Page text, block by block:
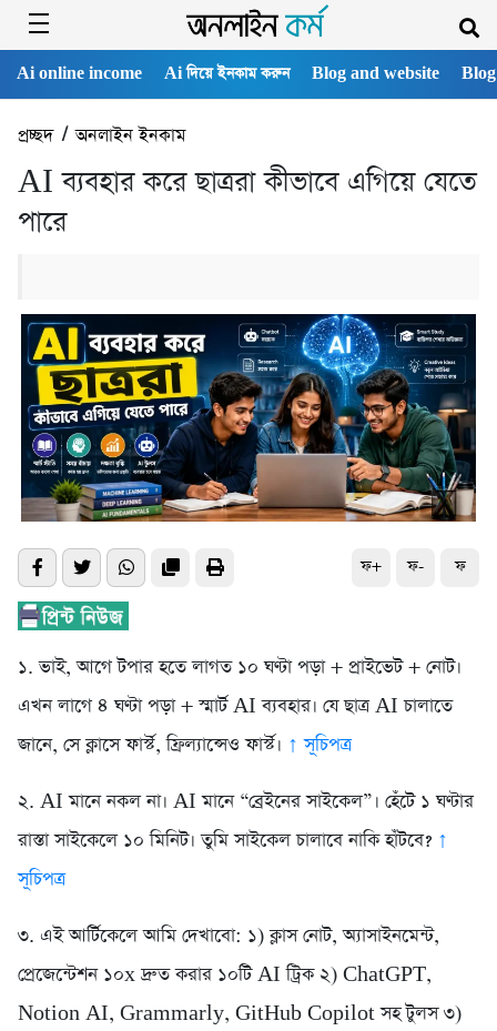
Ai online income Ai দিয়ে ইনকাম করুন Blog and website
প্রচ্ছদ/অনলাইন ইনকাম
AI ব্যবহার করে ছাত্ররা কীভাবে এগিয়ে যেতে
পারে
ফ+ ফ- ফ
১. ভাই, আগে টপার হতে লাগত ১০ ঘণ্টা পড়া + প্রাইভেট + নোট।
এখন লাগে ৪ ঘণ্টা পড়া + স্মার্ট AI ব্যবহার। যে ছাত্র AI চালাতে
জানে, সে ক্লাসে ফার্স্ট, ফ্রিল্যান্সেও ফার্স্ট। ↑ সূচিপত্র
২. AI মানে নকল না। AI মানে “ব্রেইনের সাইকেল”। হেঁটে ১ ঘণ্টার
রাস্তা সাইকেলে ১০ মিনিট। তুমি সাইকেল চালাবে নাকি হাঁটবে? ↑
সূচিপত্র
৩. এই আর্টিকেলে আমি দেখাবো: ১) ক্লাস নোট, অ্যাসাইনমেন্ট,
প্রেজেন্টেশন ১০x দ্রুত করার ১০টি AI ট্রিক ২) ChatGPT,
Notion AI, Grammarly, GitHub Copilot সহ টুলস ৩)